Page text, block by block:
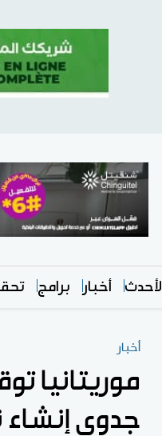
الأحدث أخبار برامج
أخبار
موريتانيا
جدوى إنشاء